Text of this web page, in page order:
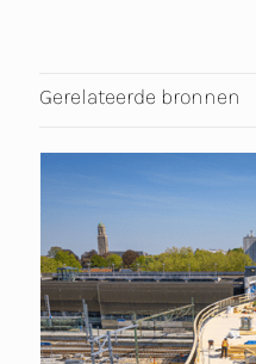
E
I
B
O
S
P
P
Gerelateerde bronnen